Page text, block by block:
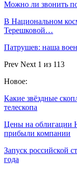
Можно ли звонить
В Национальном
Терешковой…
Патрушев: наша
Prev Next 1 из 113
Новое:
Какие звёздные
телескопа
Цены на облигации
прибыли компании
Запуск российской
года